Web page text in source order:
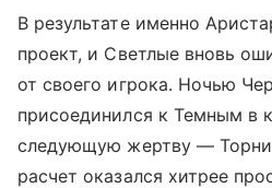
В результате именно
проект, и Светлые вновь
от своего игрока. Ночью
присоединился к Темным в
следующую жертву —
расчет оказался хитрее